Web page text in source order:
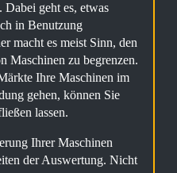
geht es, etwas
in Benutzung
macht es meist Sinn, den
Maschinen zu begrenzen.
Ihre Maschinen im
gehen, können Sie
lassen.
Ihrer Maschinen
der Auswertung. Nicht